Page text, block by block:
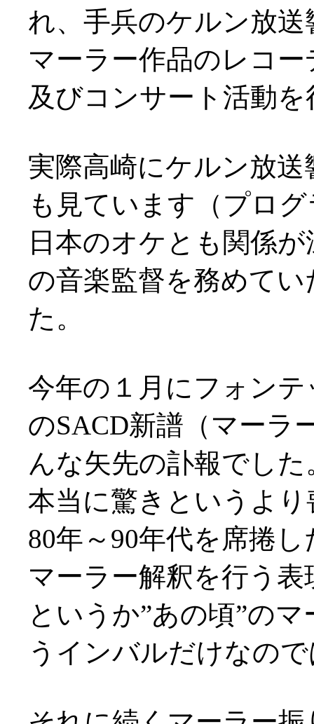
れ、手兵のケルン放
マーラー作品のレコ
及びコンサート活動
実際高崎にケルン放
も見ています（プロ
日本のオケとも関係
の音楽監督を務めて
た。
今年の１月にフォン
のSACD新譜（マーラ
んな矢先の訃報でした
本当に驚きというよ
80年～90年代を席捲
マーラー解釈を行う
というか”あの頃”の
うインバルだけなの